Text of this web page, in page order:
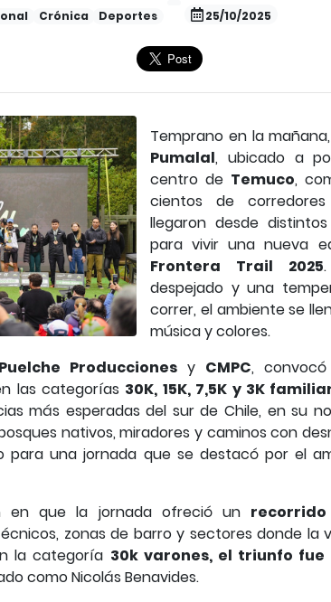
Crónica Deportes 25/10/2025
Temprano en la
Pumalal, ubicado a
centro de Temuco,
cientos de
llegaron desde
para vivir una nueva
Frontera Trail 2025
despejado y una
correr, el ambiente se
música y colores.
Puelche Produccionesy CMPC,
las categorías 30K, 15K, 7,5K y 3K
más esperadas del sur de Chile, en su
nativos, miradores y caminos con
para una jornada que se destacó por el
en que la jornada ofreció un
zonas de barro y sectores donde la
la categoría 30k varones, el triunfo fue
como Nicolás Benavides.